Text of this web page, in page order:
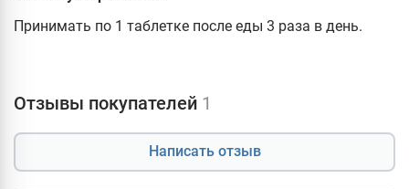
Принимать по 1 таблетке после еды 3 раза в день.
Отзывы покупателей 1
Написать отзыв